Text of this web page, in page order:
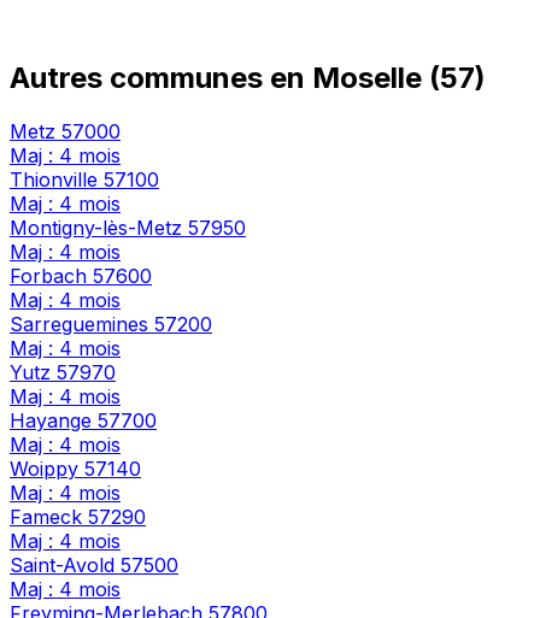
Autres communes en Moselle (57)
Metz 57000
Maj : 4 mois
Thionville 57100
Maj : 4 mois
Montigny-lès-Metz 57950
Maj : 4 mois
Forbach 57600
Maj : 4 mois
Sarreguemines 57200
Maj : 4 mois
Yutz 57970
Maj : 4 mois
Hayange 57700
Maj : 4 mois
Woippy 57140
Maj : 4 mois
Fameck 57290
Maj : 4 mois
Saint-Avold 57500
Maj : 4 mois
Freyming-Merlebach 57800